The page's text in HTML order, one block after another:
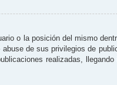
o la posición del mismo
de sus privilegios de
realizadas,